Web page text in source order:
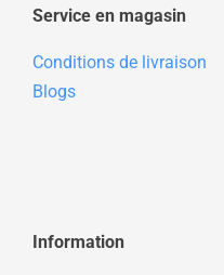
Service en magasin
Conditions de livraison
Blogs
Information